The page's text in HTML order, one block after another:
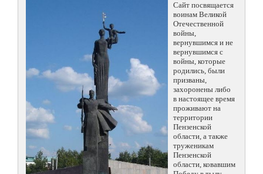
Сайт посвящается
воинам Великой
Отечественной
войны,
вернувшимся и не
вернувшимся с
войны, которые
родились, были
призваны,
захоронены либо
в настоящее время
проживают на
территории
Пензенской
области, а также
труженикам
Пензенской
области, ковавшим